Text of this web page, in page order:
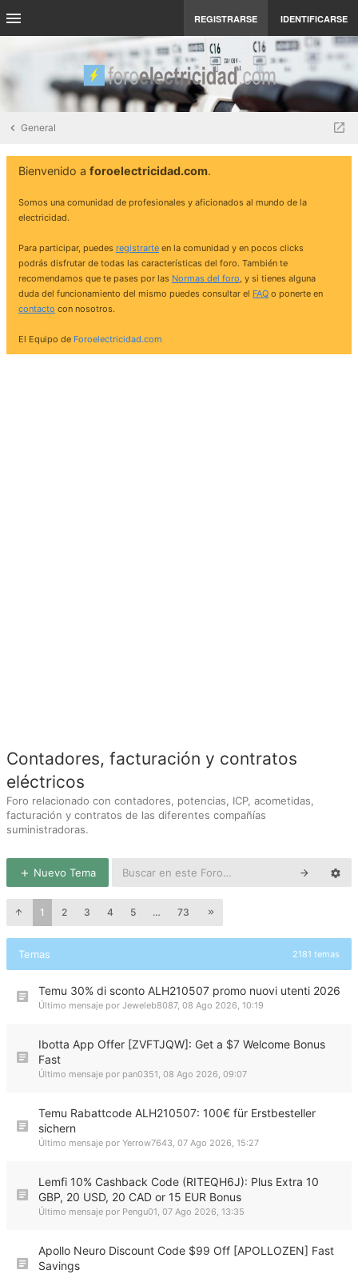
REGISTRARSE IDENTIFICARSE
General
Bienvenido a foroelectricidad.com.
Somos una comunidad de profesionales y aficionados al mundo de la
electricidad.
Para participar, puedes registrarte en la comunidad y en pocos clicks
podrás disfrutar de todas las características del foro. También te
recomendamos que te pases por las Normas del foro, y si tienes alguna
duda del funcionamiento del mismo puedes consultar el FAQ o ponerte en
contacto con nosotros.
El Equipo de Foroelectricidad.com
Contadores, facturación y contratos
eléctricos
Foro relacionado con contadores, potencias, ICP, acometidas,
facturación y contratos de las diferentes compañías
suministradoras.
Nuevo Tema
1 2 3 4 5 … 73
Temas 2181 temas
Temu 30% di sconto ALH210507 promo nuovi utenti 2026
Último mensaje por Jeweleb8087, 08 Ago 2026, 10:19
Ibotta App Offer [ZVFTJQW]: Get a $7 Welcome Bonus
Fast
Último mensaje por pan0351, 08 Ago 2026, 09:07
Temu Rabattcode ALH210507: 100€ für Erstbesteller
sichern
Último mensaje por Yerrow7643, 07 Ago 2026, 15:27
Lemfi 10% Cashback Code (RITEQH6J): Plus Extra 10
GBP, 20 USD, 20 CAD or 15 EUR Bonus
Último mensaje por Pengu01, 07 Ago 2026, 13:35
Apollo Neuro Discount Code $99 Off [APOLLOZEN] Fast
Savings